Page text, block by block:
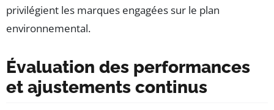
privilégient les marques engagées sur le plan
environnemental.
Évaluation des performances
et ajustements continus